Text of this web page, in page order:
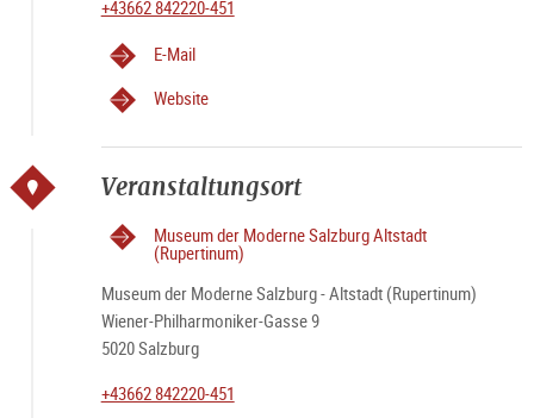
+43662 842220-451
E-Mail
Website
Veranstaltungsort
Museum der Moderne Salzburg Altstadt
(Rupertinum)
Museum der Moderne Salzburg - Altstadt (Rupertinum)
Wiener-Philharmoniker-Gasse 9
5020 Salzburg
+43662 842220-451